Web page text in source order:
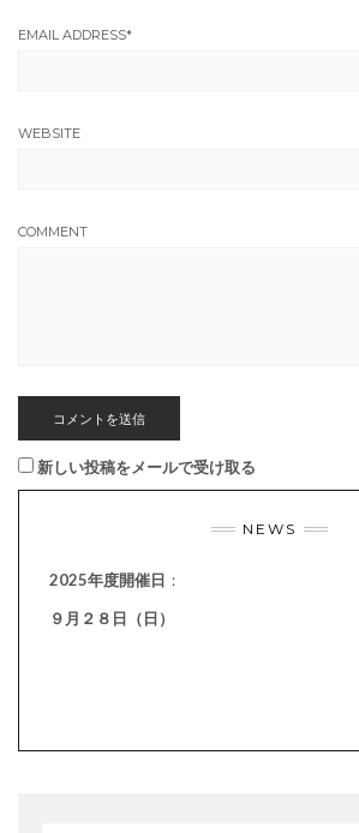
EMAIL ADDRESS*
WEBSITE
COMMENT
新しい投稿をメールで受け取る
NEWS
2025年度開催日 ：
９月２８日（日）